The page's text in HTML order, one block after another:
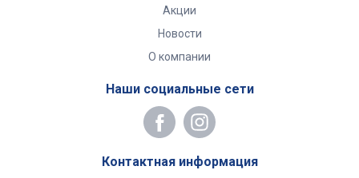
Акции
Новости
О компании
Наши социальные сети
Контактная информация